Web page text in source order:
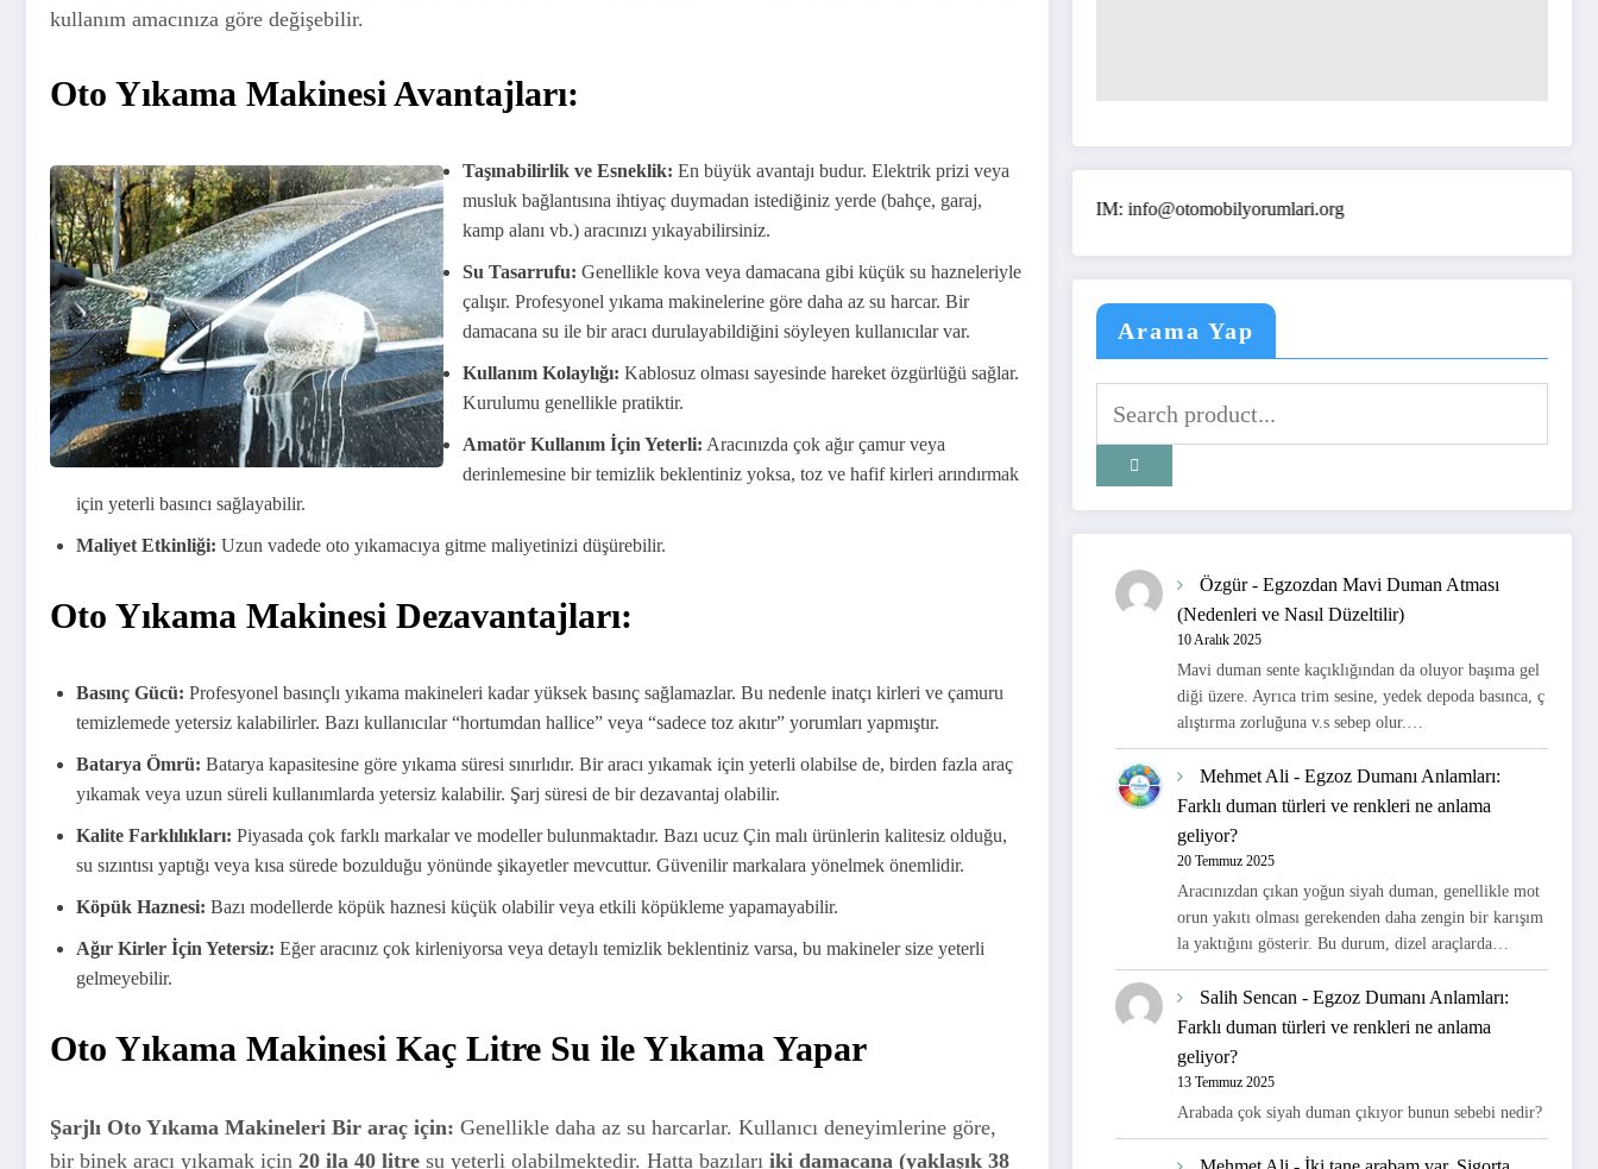
kullanım amacınıza göre değişebilir.
Oto Yıkama Makinesi Avantajları:
Taşınabilirlik ve Esneklik: En büyük avantajı budur. Elektrik prizi veya
musluk bağlantısına ihtiyaç duymadan istediğiniz yerde (bahçe, garaj,
kamp alanı vb.) aracınızı yıkayabilirsiniz.
Su Tasarrufu: Genellikle kova veya damacana gibi küçük su hazneleriyle
çalışır. Profesyonel yıkama makinelerine göre daha az su harcar. Bir
damacana su ile bir aracı durulayabildiğini söyleyen kullanıcılar var.
Kullanım Kolaylığı: Kablosuz olması sayesinde hareket özgürlüğü sağlar.
Kurulumu genellikle pratiktir.
Amatör Kullanım İçin Yeterli: Aracınızda çok ağır çamur veya
derinlemesine bir temizlik beklentiniz yoksa, toz ve hafif kirleri arındırmak
için yeterli basıncı sağlayabilir.
Maliyet Etkinliği: Uzun vadede oto yıkamacıya gitme maliyetinizi düşürebilir.
Oto Yıkama Makinesi Dezavantajları:
Basınç Gücü: Profesyonel basınçlı yıkama makineleri kadar yüksek basınç sağlamazlar. Bu nedenle inatçı kirleri ve çamuru
temizlemede yetersiz kalabilirler. Bazı kullanıcılar “hortumdan hallice” veya “sadece toz akıtır” yorumları yapmıştır.
Batarya Ömrü: Batarya kapasitesine göre yıkama süresi sınırlıdır. Bir aracı yıkamak için yeterli olabilse de, birden fazla araç
yıkamak veya uzun süreli kullanımlarda yetersiz kalabilir. Şarj süresi de bir dezavantaj olabilir.
Kalite Farklılıkları: Piyasada çok farklı markalar ve modeller bulunmaktadır. Bazı ucuz Çin malı ürünlerin kalitesiz olduğu,
su sızıntısı yaptığı veya kısa sürede bozulduğu yönünde şikayetler mevcuttur. Güvenilir markalara yönelmek önemlidir.
Köpük Haznesi: Bazı modellerde köpük haznesi küçük olabilir veya etkili köpükleme yapamayabilir.
Ağır Kirler İçin Yetersiz: Eğer aracınız çok kirleniyorsa veya detaylı temizlik beklentiniz varsa, bu makineler size yeterli
gelmeyebilir.
Oto Yıkama Makinesi Kaç Litre Su ile Yıkama Yapar
Şarjlı Oto Yıkama Makineleri Bir araç için: Genellikle daha az su harcarlar. Kullanıcı deneyimlerine göre,
bir binek aracı yıkamak için 20 ila 40 litre su yeterli olabilmektedir. Hatta bazıları iki damacana (yaklaşık 38
ILETISIM: info@otomobilyorumlari.org
Arama Yap
Özgür-Egzozdan Mavi Duman Atması
(Nedenleri ve Nasıl Düzeltilir)
10 Aralık 2025
Mavi duman sente kaçıklığından da oluyor başıma gel
diği üzere. Ayrıca trim sesine, yedek depoda basınca, ç
alıştırma zorluğuna v.s sebep olur.…
Mehmet Ali -Egzoz Dumanı Anlamları:
Farklı duman türleri ve renkleri ne anlama
geliyor?
20 Temmuz 2025
Aracınızdan çıkan yoğun siyah duman, genellikle mot
orun yakıtı olması gerekenden daha zengin bir karışım
la yaktığını gösterir. Bu durum, dizel araçlarda…
Salih Sencan -Egzoz Dumanı Anlamları:
Farklı duman türleri ve renkleri ne anlama
geliyor?
13 Temmuz 2025
Arabada çok siyah duman çıkıyor bunun sebebi nedir?